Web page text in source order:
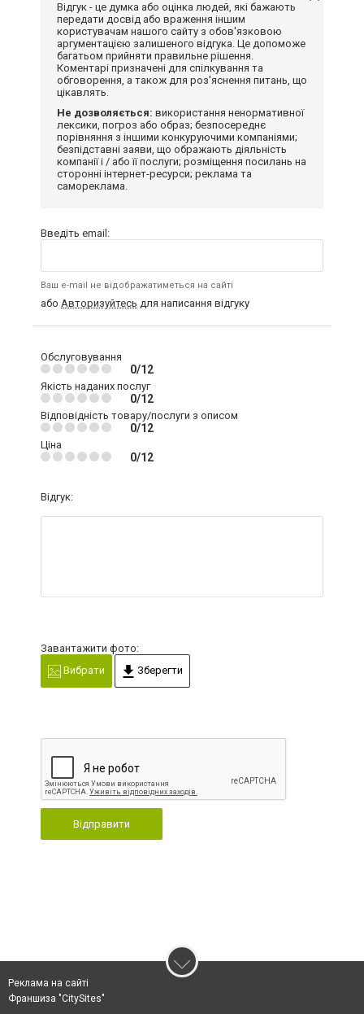
Відгук - це думка або оцінка людей, які бажають
передати досвід або враження іншим
користувачам нашого сайту з обов'язковою
аргументацією залишеного відгука. Це допоможе
багатьом прийняти правильне рішення.
Коментарі призначені для спілкування та
обговорення, а також для роз'яснення питань, що
цікавлять.
Не дозволяється: використання ненормативної
лексики, погроз або образ; безпосереднє
порівняння з іншими конкуруючими компаніями;
безпідставні заяви, що ображають діяльність
компанії і / або її послуги; розміщення посилань на
сторонні інтернет-ресурси; реклама та
самореклама.
Введіть email:
Ваш e-mail не відображатиметься на сайті
або Авторизуйтесь для написання відгуку
Обслуговування
0/12
Якість наданих послуг
0/12
Відповідність товару/послуги з описом
0/12
Ціна
0/12
Відгук:
Завантажити фото:
Вибрати
Зберегти
Відправити
Реклама на сайті
Франшиза "CitySites"